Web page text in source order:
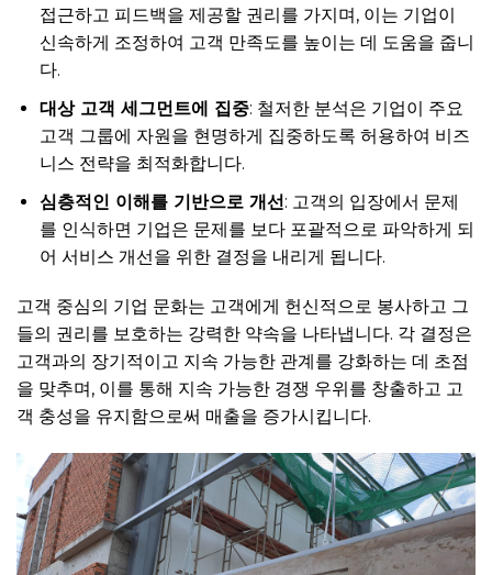
접근하고 피드백을 제공할 권리를 가지며, 이는 기업이
신속하게 조정하여 고객 만족도를 높이는 데 도움을 줍니
다.
대상 고객 세그먼트에 집중: 철저한 분석은 기업이 주요
고객 그룹에 자원을 현명하게 집중하도록 허용하여 비즈
니스 전략을 최적화합니다.
심층적인 이해를 기반으로 개선: 고객의 입장에서 문제
를 인식하면 기업은 문제를 보다 포괄적으로 파악하게 되
어 서비스 개선을 위한 결정을 내리게 됩니다.
고객 중심의 기업 문화는 고객에게 헌신적으로 봉사하고 그
들의 권리를 보호하는 강력한 약속을 나타냅니다. 각 결정은
고객과의 장기적이고 지속 가능한 관계를 강화하는 데 초점
을 맞추며, 이를 통해 지속 가능한 경쟁 우위를 창출하고 고
객 충성을 유지함으로써 매출을 증가시킵니다.